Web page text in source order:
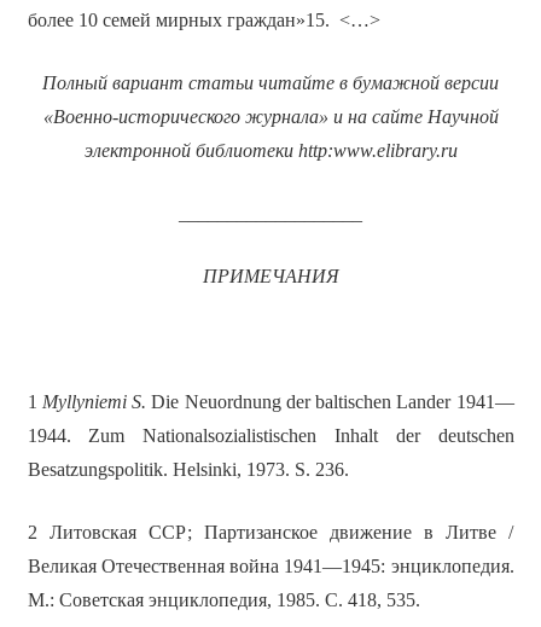
более 10 семей мирных граждан»15. <…>
Полный вариант статьи читайте в бумажной версии
«Военно-исторического журнала» и на сайте Научной
электронной библиотеки http:www.elibrary.ru
ПРИМЕЧАНИЯ
1 Myllyniemi S. Die Neuordnung der baltischen Lander 1941—
1944. Zum Nationalsozialistischen Inhalt der deutschen
Besatzungspolitik. Helsinki, 1973. S. 236.
2 Литовская ССР; Партизанское движение в Литве /
Великая Отечественная война 1941—1945: энциклопедия.
М.: Советская энциклопедия, 1985. С. 418, 535.